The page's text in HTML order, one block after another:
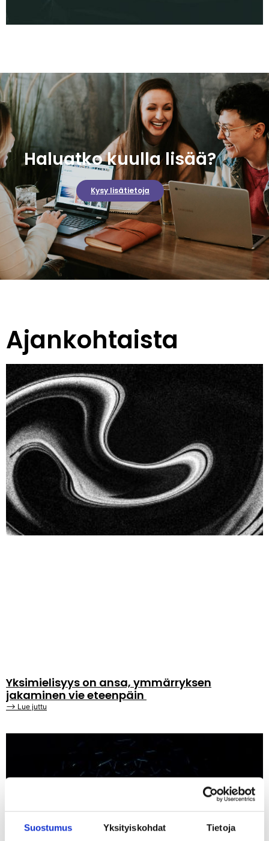
Suostumus Yksityiskohdat Tietoja
Haluatko kuulla lisää?
Kysy lisätietoja
Ajankohtaista
Yksimielisyys on ansa, ymmärryksen
jakaminen vie eteenpäin
⟶ Lue juttu